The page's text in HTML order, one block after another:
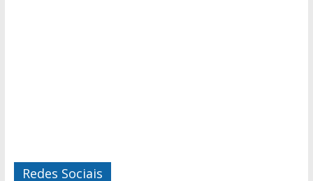
Redes Sociais